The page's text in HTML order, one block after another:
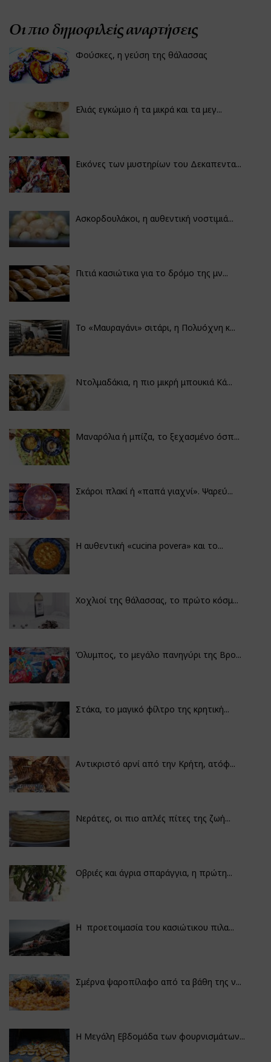
Οι πιο δημοφιλείς αναρτήσεις
Φούσκες, η γεύση της θάλασσας
Ελιάς εγκώμιο ή τα μικρά και τα μεγ...
Εικόνες των μυστηρίων του Δεκαπεντα...
Ασκορδουλάκοι, η αυθεντική νοστιμιά...
Πιτιά κασιώτικα για το δρόμο της μν...
Το «Μαυραγάνι» σιτάρι, η Πολυόχνη κ...
Ντολμαδάκια, η πιο μικρή μπουκιά Κά...
Μαναρόλια ή μπίζα, το ξεχασμένο όσπ...
Σκάροι πλακί ή «παπά γιαχνί». Ψαρεύ...
Η αυθεντική «cucina povera» και το...
Χοχλιοί της θάλασσας, το πρώτο κόσμ...
Όλυμπος, το μεγάλο πανηγύρι της Βρο...
Στάκα, το μαγικό φίλτρο της κρητική...
Αντικριστό αρνί από την Κρήτη, ατόφ...
Νεράτες, οι πιο απλές πίτες της ζωή...
Οβριές και άγρια σπαράγγια, η πρώτη...
Η προετοιμασία του κασιώτικου πιλα...
Σμέρνα ψαροπίλαφο από τα βάθη της ν...
Η Μεγάλη Εβδομάδα των φουρνισμάτων...